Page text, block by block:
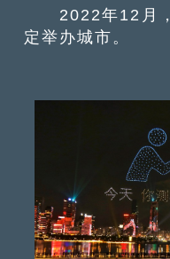
2022年12月，
定举办城市。